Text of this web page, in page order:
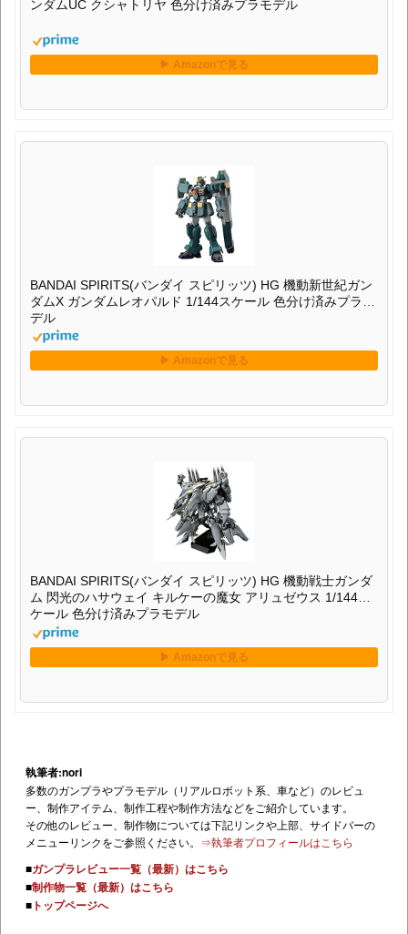
ンダムUC クシャトリヤ 色分け済みプラモデル
BANDAI SPIRITS(バンダイ スピリッツ) HG 機動新世紀ガン
ダムX ガンダムレオパルド 1/144スケール 色分け済みプラモ
デル
BANDAI SPIRITS(バンダイ スピリッツ) HG 機動戦士ガンダ
ム 閃光のハサウェイ キルケーの魔女 アリュゼウス 1/144ス
ケール 色分け済みプラモデル
執筆者:nori
多数のガンプラやプラモデル（リアルロボット系、車など）のレビュ
ー、制作アイテム、制作工程や制作方法などをご紹介しています。
その他のレビュー、制作物については下記リンクや上部、サイドバーの
メニューリンクをご参照ください。 ⇒執筆者プロフィールはこちら
■ガンプラレビュー一覧（最新）はこちら
■制作物一覧（最新）はこちら
■ トップページへ